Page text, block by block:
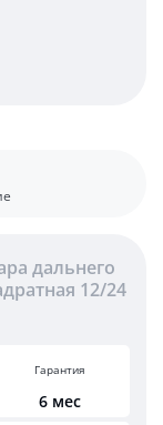
дальнего
12/24
Гарантия
6 мес